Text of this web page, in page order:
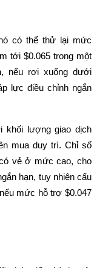
đều đặn
có thể thử lại mức
tới $0.065 trong một
nếu rơi xuống dưới
lực điều chỉnh ngắn
khối lượng giao dịch
mua duy trì. Chỉ số
vẻ ở mức cao, cho
hạn, tuy nhiên cấu
mức hỗ trợ $0.047